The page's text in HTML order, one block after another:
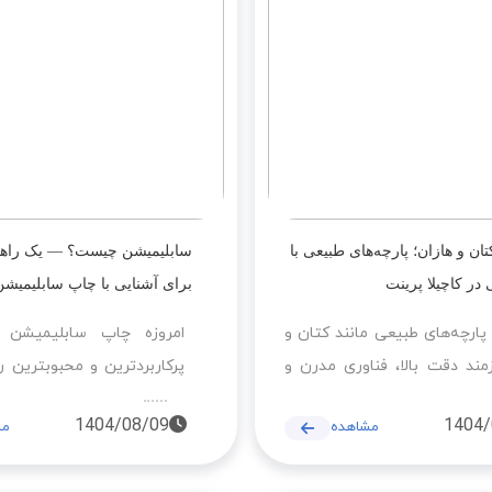
و هازان؛ پارچه‌های طبیعی با
کاچیلا پرینت
طبیعی مانند کتان و
دقت بالا، فناوری مدرن و
رنگ است. در چاپخانه کاچیلا
استفاده از دستگاه‌های
و کلندر صنعتی، امکان چاپ
مشاهده
سابلیمیشن چیست؟ — یک
برای آشنایی با چاپ
امروزه چاپ
پرکاربردترین و
روی انواع سطوح بهویژه
سرامیک و کالاهای
است. اما سابلیمیشن
1404/08/09